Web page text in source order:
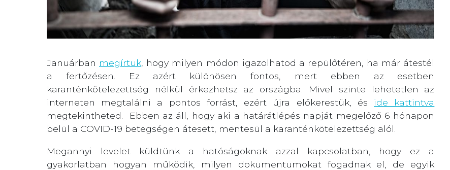
Januárban megírtuk, hogy milyen módon igazolhatod a repülőtéren, ha már átestél
a fertőzésen. Ez azért különösen fontos, mert ebben az esetben
karanténkötelezettség nélkül érkezhetsz az országba. Mivel szinte lehetetlen az
interneten megtalálni a pontos forrást, ezért újra előkerestük, és ide kattintva
megtekintheted. Ebben az áll, hogy aki a határátlépés napját megelőző 6 hónapon
belül a COVID-19 betegségen átesett, mentesül a karanténkötelezettség alól.
Megannyi levelet küldtünk a hatóságoknak azzal kapcsolatban, hogy ez a
gyakorlatban hogyan működik, milyen dokumentumokat fogadnak el, de egyik